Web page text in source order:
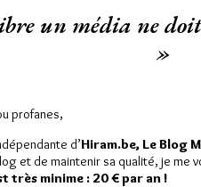
loges
des
les
Par Géplu
un média ne doit
»
profanes,
d’Hiram.be, Le Blog
et de maintenir sa qualité, je me
très minime : 20 € par an !